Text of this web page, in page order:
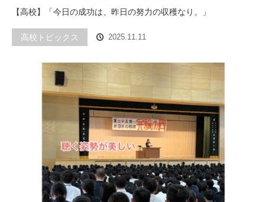
【高校】「今日の成功は、昨日の努力の収穫なり。」
高校トピックス 2025.11.11